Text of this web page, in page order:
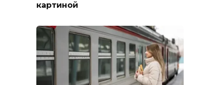
картиной